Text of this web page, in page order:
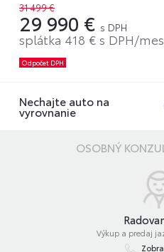
31 499 €
29 990 € s DPH
splátka 418 € s DPH/
Odpočet DPH
Nechajte auto na
vyrovnanie
OSOBNÝ
Výkup a predaj